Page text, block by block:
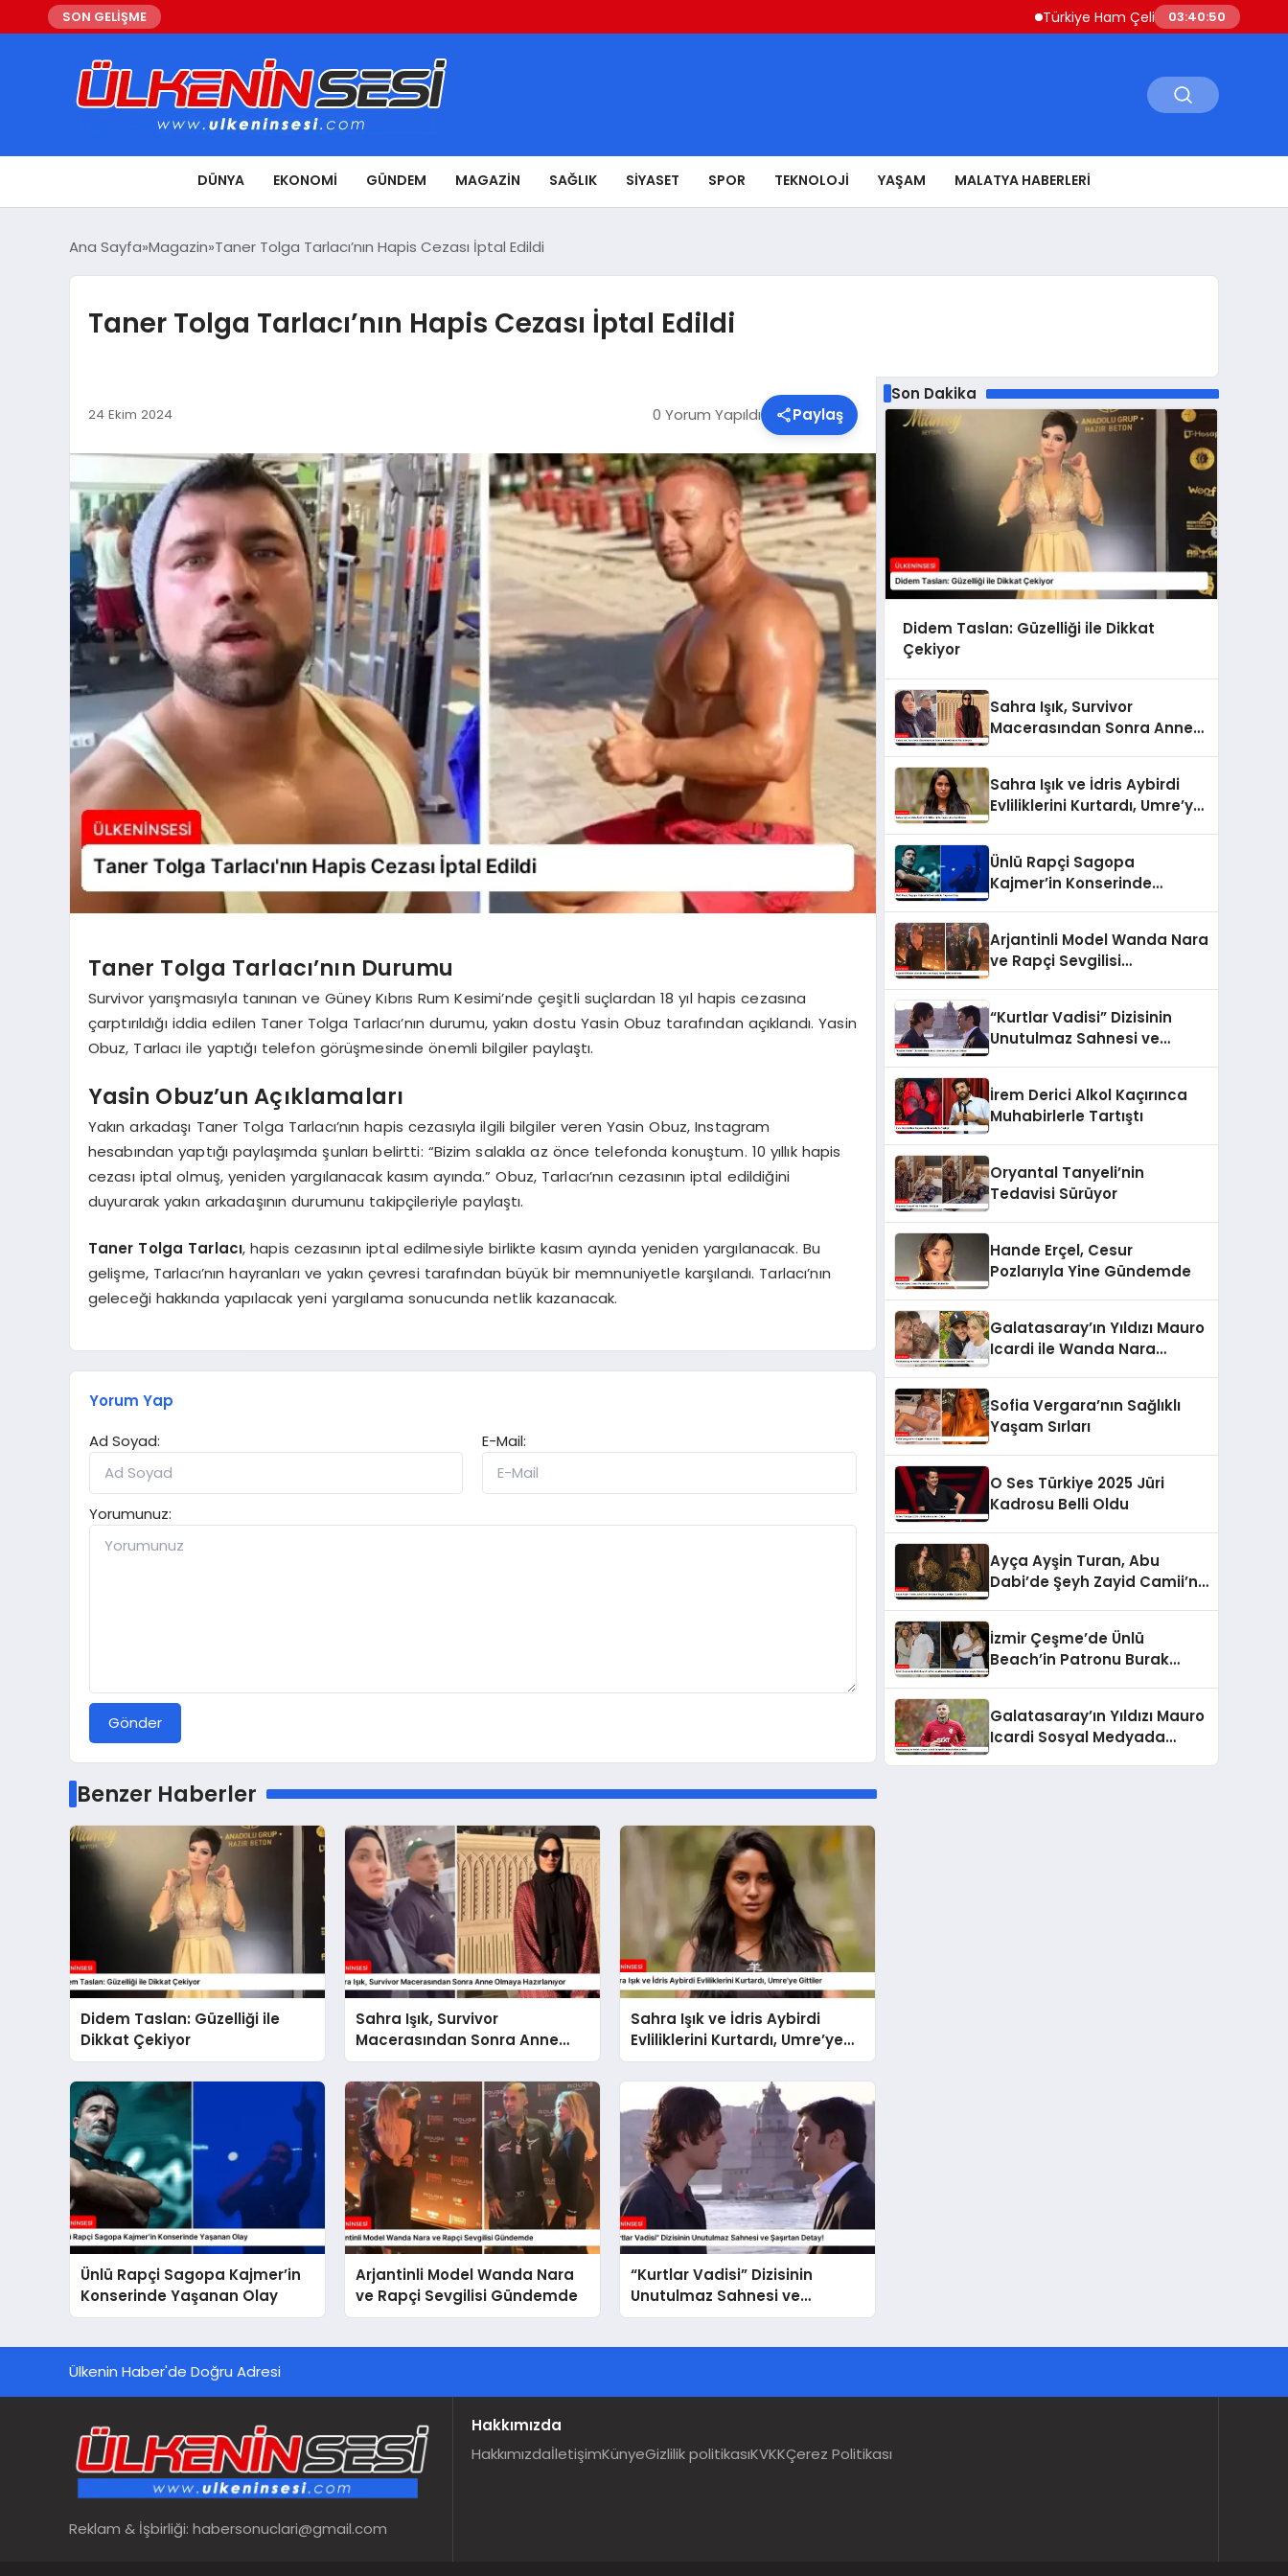
SON GELİŞME Türkiye Ham Çelik Üretimi Yüzde 8,1 Artışla
03:40:51
DÜNYA EKONOMI GÜNDEM MAGAZIN SAĞLIK SIYASET SPOR TEKNOLOJI YAŞAM MALATYA HABERLERI
Ana Sayfa Magazin Taner Tolga Tarlacı’nın Hapis Cezası İptal Edildi
Taner Tolga Tarlacı’nın Hapis Cezası İptal Edildi
24 Ekim 2024 0 Yorum Yapıldı Paylaş
Taner Tolga Tarlacı’nın Durumu
Survivor yarışmasıyla tanınan ve Güney Kıbrıs Rum Kesimi’nde çeşitli suçlardan 18 yıl hapis cezasına
çarptırıldığı iddia edilen Taner Tolga Tarlacı’nın durumu, yakın dostu Yasin Obuz tarafından açıklandı. Yasin
Obuz, Tarlacı ile yaptığı telefon görüşmesinde önemli bilgiler paylaştı.
Yasin Obuz’un Açıklamaları
Yakın arkadaşı Taner Tolga Tarlacı’nın hapis cezasıyla ilgili bilgiler veren Yasin Obuz, Instagram
hesabından yaptığı paylaşımda şunları belirtti: “Bizim salakla az önce telefonda konuştum. 10 yıllık hapis
cezası iptal olmuş, yeniden yargılanacak kasım ayında.” Obuz, Tarlacı’nın cezasının iptal edildiğini
duyurarak yakın arkadaşının durumunu takipçileriyle paylaştı.
Taner Tolga Tarlacı, hapis cezasının iptal edilmesiyle birlikte kasım ayında yeniden yargılanacak. Bu
gelişme, Tarlacı’nın hayranları ve yakın çevresi tarafından büyük bir memnuniyetle karşılandı. Tarlacı’nın
geleceği hakkında yapılacak yeni yargılama sonucunda netlik kazanacak.
Yorum Yap
Ad Soyad:
E-Mail:
Yorumunuz:
Gönder
Benzer Haberler
Didem Taslan: Güzelliği ile
Dikkat Çekiyor
Sahra Işık, Survivor
Macerasından Sonra Anne
Olmaya Hazırlanıyor
Sahra Işık ve İdris Aybirdi
Evliliklerini Kurtardı, Umre’ye
Gittiler
Ünlü Rapçi Sagopa Kajmer’in
Konserinde Yaşanan Olay
Arjantinli Model Wanda Nara
ve Rapçi Sevgilisi Gündemde
“Kurtlar Vadisi” Dizisinin
Unutulmaz Sahnesi ve
Şaşırtan Detay!
Son Dakika
Didem Taslan: Güzelliği ile Dikkat
Çekiyor
Sahra Işık, Survivor
Macerasından Sonra Anne
Sahra Işık ve İdris Aybirdi
Evliliklerini Kurtardı, Umre’ye
Ünlü Rapçi Sagopa
Kajmer’in Konserinde
Arjantinli Model Wanda Nara
ve Rapçi Sevgilisi
“Kurtlar Vadisi” Dizisinin
Unutulmaz Sahnesi ve
İrem Derici Alkol Kaçırınca
Muhabirlerle Tartıştı
Oryantal Tanyeli’nin
Tedavisi Sürüyor
Hande Erçel, Cesur
Pozlarıyla Yine Gündemde
Galatasaray’ın Yıldızı Mauro
Icardi ile Wanda Nara
Sofia Vergara’nın Sağlıklı
Yaşam Sırları
O Ses Türkiye 2025 Jüri
Kadrosu Belli Oldu
Ayça Ayşin Turan, Abu
Dabi’de Şeyh Zayid Camii’ni
İzmir Çeşme’de Ünlü
Beach’in Patronu Burak
Galatasaray’ın Yıldızı Mauro
Icardi Sosyal Medyada
Ülkenin Haber'de Doğru Adresi
Reklam & İşbirliği: habersonuclari@gmail.com
Hakkımızda
HakkımızdaİletişimKünyeGizlilik politikasıKVKKÇerez Politikası